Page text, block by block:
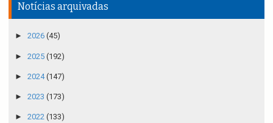
Notícias arquivadas
► 2026 (45)
► 2025 (192)
► 2024(147)
► 2023 (173)
► 2022 (133)